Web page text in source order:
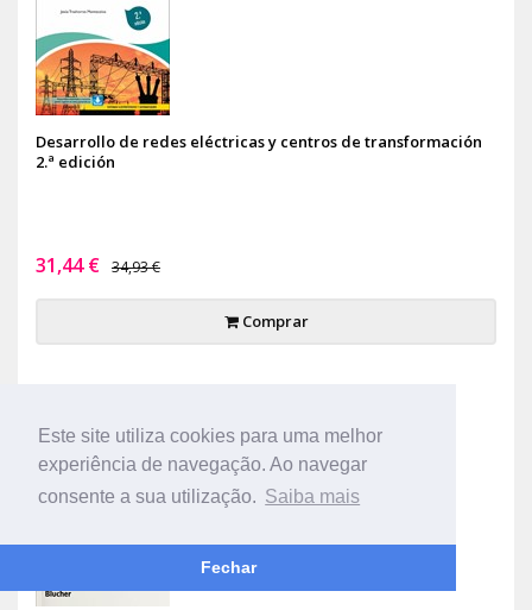
Este site utiliza cookies para uma melhor
experiência de navegação. Ao navegar
consente a sua utilização. Saiba mais
Fechar
Desarrollo de redes eléctricas y centros de transformación
2.ª edición
31,44 € 34,93 €
Comprar